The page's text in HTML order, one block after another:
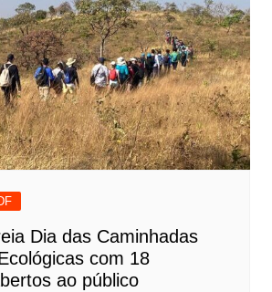
Dia das Caminhadas
com 18
ao público